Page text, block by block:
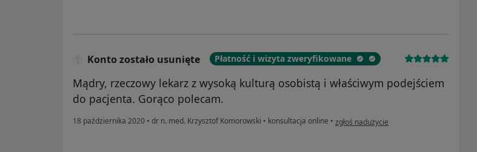
Konto zostało usunięte Płatność i wizyta zweryfikowane
Mądry, rzeczowy lekarz z wysoką kulturą osobistą i właściwym podejściem
do pacjenta. Gorąco polecam.
18 października 2020 • dr n. med. Krzysztof Komorowski • konsultacja online • w opinii użytkownika Konto zostało usunięte
zgłoś nadużycie